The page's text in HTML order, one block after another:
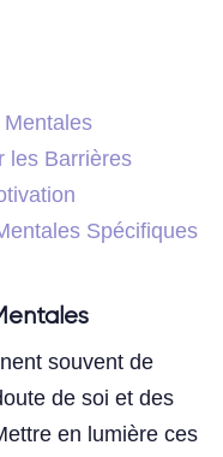
les Barrières
Spécifiques
souvent de
de soi et des
en lumière ces